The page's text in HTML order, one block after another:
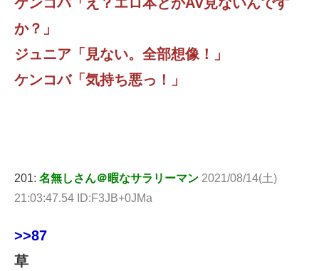
か？」
ジュニア「見ない。全部想像！」
ケンコバ「気持ち悪っ！」
201: 名無しさん＠暇なサラリーマン 2021/08/14(土)
21:03:47.54 ID:F3JB+0JMa
>>87
草